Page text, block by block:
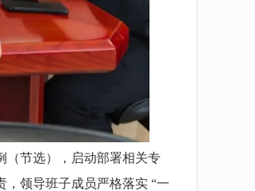
节选），启动部署相关专
领导班子成员严格落实 “一